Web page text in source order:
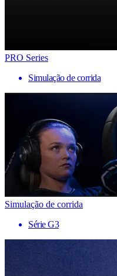
PRO Series
Simulação de corrida
Simulação de corrida
Série G3